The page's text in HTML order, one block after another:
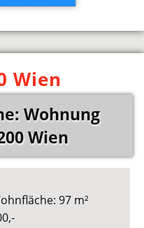
Wien
Wohnung
Wien
97 m²